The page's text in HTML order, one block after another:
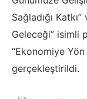
Sağladığı
Geleceği” isimli
“Ekonomiye
gerçekleştirildi.